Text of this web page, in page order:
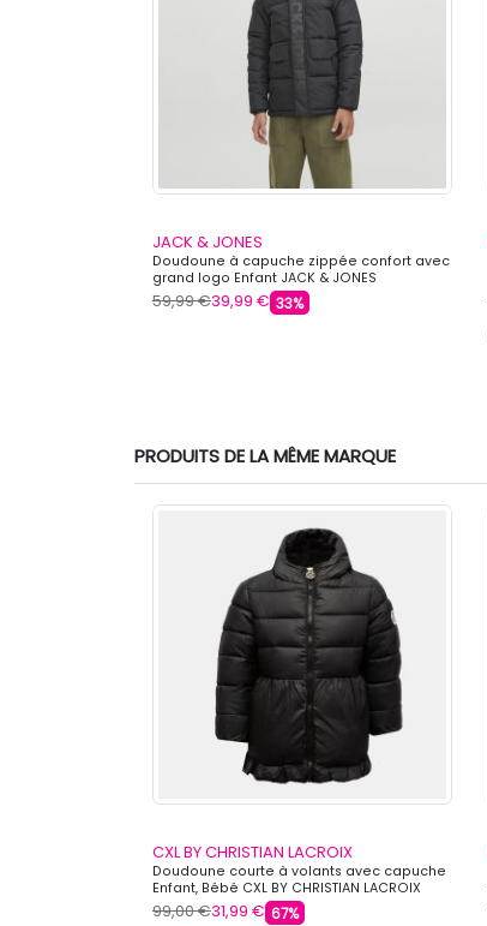
JACK & JONES
Doudoune à capuche zippée confort avec
grand logo Enfant JACK & JONES
59,99 €39,99 € 33%
PRODUITS DE LA MÊME MARQUE
CXL BY CHRISTIAN LACROIX
Doudoune courte à volants avec capuche
Enfant, Bébé CXL BY CHRISTIAN LACROIX
99,00 €31,99 € 67%